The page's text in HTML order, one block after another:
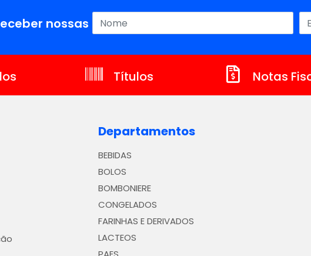
nossas ofertas!
Títulos Notas
Departamentos
BEBIDAS
BOLOS
BOMBONIERE
CONGELADOS
FARINHAS E DERIVADOS
LACTEOS